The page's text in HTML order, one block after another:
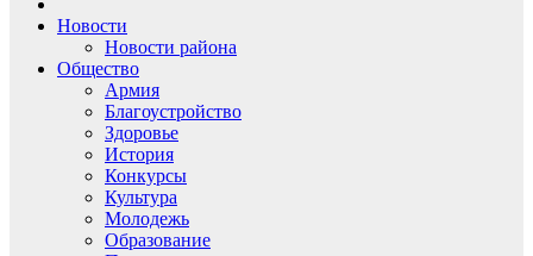
Новости
Новости района
Общество
Армия
Благоустройство
Здоровье
История
Конкурсы
Культура
Молодежь
Образование